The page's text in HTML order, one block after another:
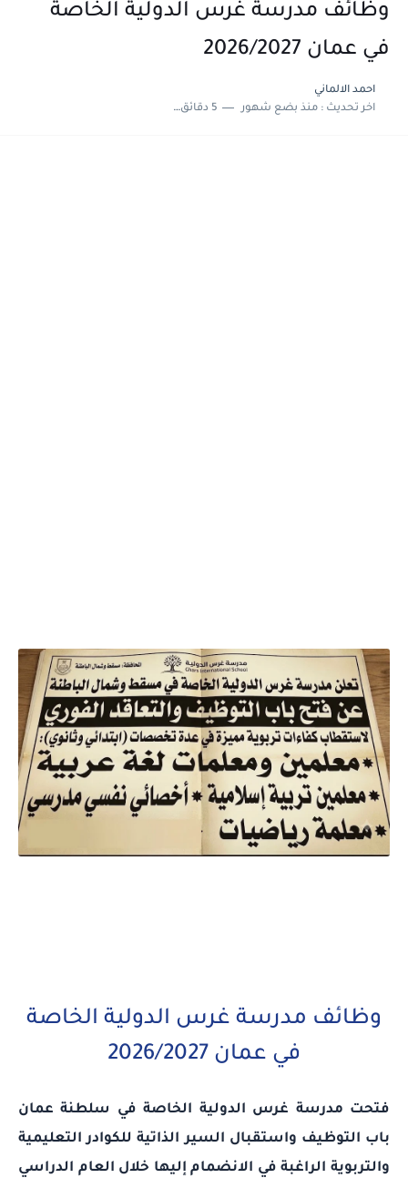
وظائف مدرسة غرس الدولية الخاصة
في عمان 2026/2027
احمد الالماني
اخر تحديث :منذ بضع شهور 5 دقائق للقراءة
وظائف مدرسة غرس الدولية الخاصة
في عمان 2026/2027
فتحت مدرسة غرس الدولية الخاصة في سلطنة عمان
باب التوظيف واستقبال السير الذاتية للكوادر التعليمية
والتربوية الراغبة في الانضمام إليها خلال العام الدراسي